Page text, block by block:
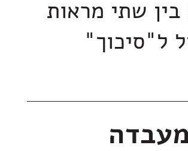
שתי מראות
ל"סיכוך"